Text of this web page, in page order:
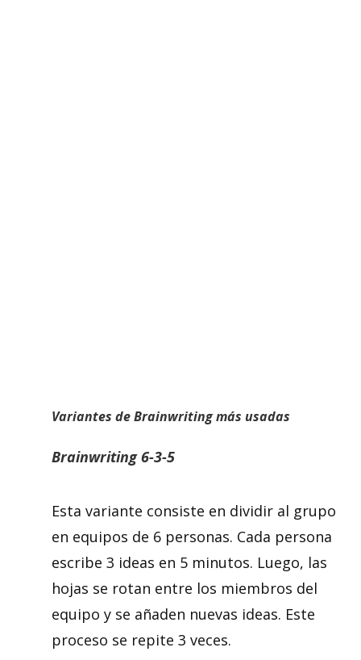
Variantes de Brainwriting más usadas
Brainwriting 6-3-5
Esta variante consiste en dividir al grupo
en equipos de 6 personas. Cada persona
escribe 3 ideas en 5 minutos. Luego, las
hojas se rotan entre los miembros del
equipo y se añaden nuevas ideas. Este
proceso se repite 3 veces.